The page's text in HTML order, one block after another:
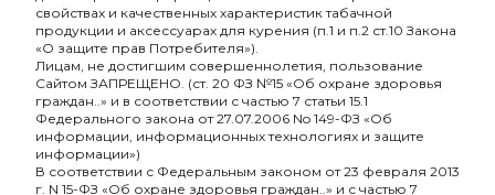
Картридж Elf Bar Lowit
5500 20 мг, 12 мл Киви
маракуйя гуава
960₽
Картридж Elf Bar Lowit
5500 20 мг, 12 мл
960₽
свойствах и качественных характеристик табачной
продукции и аксессуарах для курения (п.1 и п.2 ст.10 Закона
«О защите прав Потребителя»).
Лицам, не достигшим совершеннолетия, пользование
Сайтом ЗАПРЕЩЕНО. (ст. 20 ФЗ №15 «Об охране здоровья
граждан..» и в соответствии с частью 7 статьи 15.1
Федерального закона от 27.07.2006 No 149-ФЗ «Об
информации, информационных технологиях и защите
информации»)
В соответствии с Федеральным законом от 23 февраля 2013
г. N 15-ФЗ «Об охране здоровья граждан..» и с частью 7